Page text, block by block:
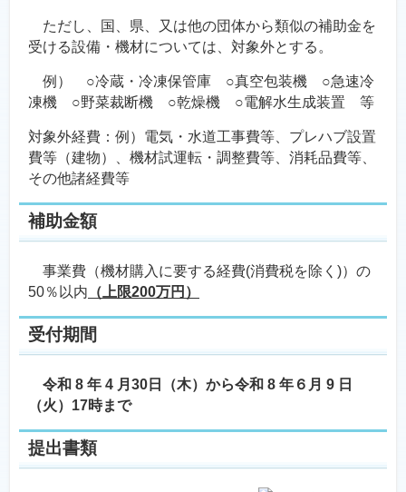
ただし、国、県、又は他の団体から類似の補助金を
受ける設備・機材については、対象外とする。
例） ○冷蔵・冷凍保管庫 ○真空包装機 ○急速冷
凍機 ○野菜裁断機 ○乾燥機 ○電解水生成装置 等
対象外経費：例）電気・水道工事費等、プレハブ設置
費等（建物）、機材試運転・調整費等、消耗品費等、
その他諸経費等
補助金額
事業費（機材購入に要する経費(消費税を除く)）の
50％以内 （上限200万円）
受付期間
令和 8 年 4 月30日（木）から令和 8 年６月 9 日
（火）17時まで
提出書類